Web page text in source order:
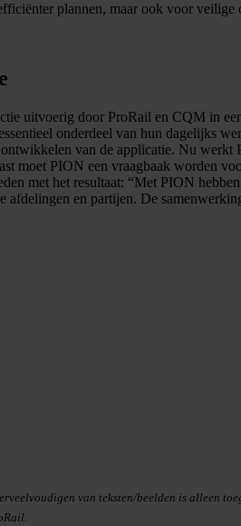
plannen, maar ook voor
uitvoerig door ProRail en CQM in
onderdeel van hun dagelijks
van de applicatie. Nu werkt
moet PION een vraagbaak worden
met het resultaat: “Met PION
afdelingen en partijen. De
van teksten/beelden is alleen